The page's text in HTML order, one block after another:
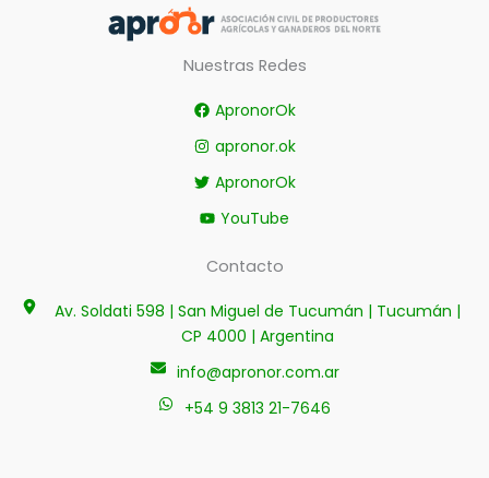
Nuestras Redes
ApronorOk
apronor.ok
ApronorOk
YouTube
Contacto
Av. Soldati 598 | San Miguel de Tucumán | Tucumán |
CP 4000 | Argentina
info@apronor.com.ar
+54 9 3813 21-7646